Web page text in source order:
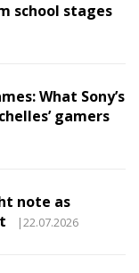
school stages
What Sony’s
gamers
note as
|22.07.2026